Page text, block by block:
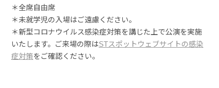
＊全席自由席
＊未就学児の入場はご遠慮ください。
＊新型コロナウイルス感染症対策を講じた上で公演を実施
いたします。ご来場の際はSTスポットウェブサイトの感染
症対策をご確認ください。